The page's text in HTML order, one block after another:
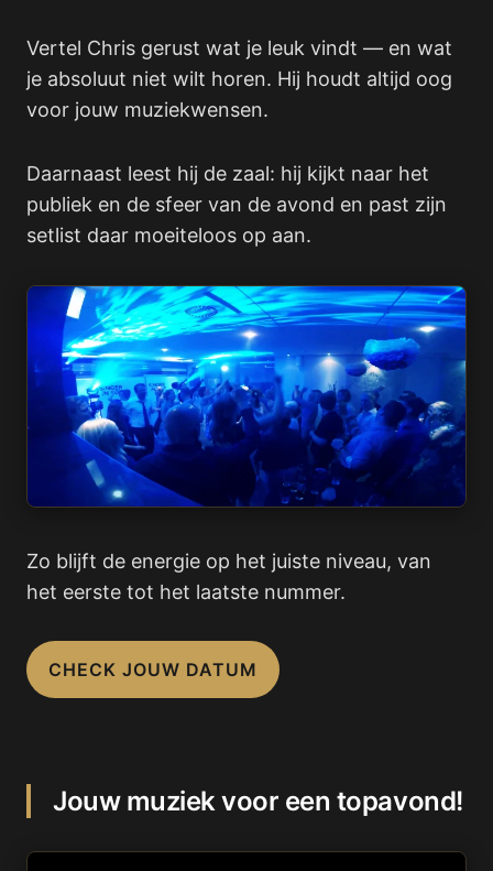
Vertel Chris gerust wat je leuk vindt — en wat
je absoluut niet wilt horen. Hij houdt altijd oog
voor jouw muziekwensen.
Daarnaast leest hij de zaal: hij kijkt naar het
publiek en de sfeer van de avond en past zijn
setlist daar moeiteloos op aan.
Zo blijft de energie op het juiste niveau, van
het eerste tot het laatste nummer.
CHECK JOUW DATUM
Jouw muziek voor een topavond!